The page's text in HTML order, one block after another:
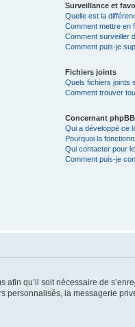
Surveillance et
Quelle est la
Comment mettre en
Comment surveiller
Comment puis-je
Fichiers joints
Quels fichiers joints
Comment trouver
Concernant phpBB
Qui a développé ce
Pourquoi la
Qui contacter pour
Comment puis-je
qu’il soit nécessaire de
la messagerie